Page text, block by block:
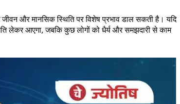
और मानसिक स्थिति पर विशेष प्रभाव डाल सकती है। यदि
लेकर आएगा, जबकि कुछ लोगों को धैर्य और समझदारी से काम